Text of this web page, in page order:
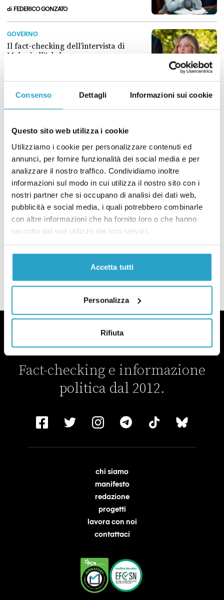
Consenso Dettagli Informazioni sui cookie
Questo sito web utilizza i cookie
Utilizziamo i cookie per personalizzare contenuti ed
annunci, per fornire funzionalità dei social media e per
analizzare il nostro traffico. Condividiamo inoltre
informazioni sul modo in cui utilizza il nostro sito con i
nostri partner che si occupano di analisi dei dati web,
pubblicità e social media, i quali potrebbero combinarle
con altre informazioni che ha fornito loro o che hanno
raccolto dal suo utilizzo dei loro servizi.
Accetta tutti
Personalizza
Rifiuta
di FEDERICO GONZATO
GOVERNO
Il fact-checking dell’intervista di
Meloni all’Adnkronos
Il fact-checking dell’intervista di Meloni all’Adnkronos
UNIONE EUROPEA
Davvero la Commissione Ue ha
diCARLO CANEPA
Davvero la Commissione Ue ha bocciato la riforma del premierato?
RIFORME
La riforma del “premierato”
consentirà ancora i ribaltoni tra i
governi
diVITALBA AZZOLLINI
La riforma del “premierato” consentirà ancora i ribaltoni tra i governi
RIFORME
Che cosa prevede la riforma del
premierato approvata dal Senato
Che cosa prevede la riforma del premierato approvata dal Senato
Fact-checking e informazione
politica dal 2012.
chi siamo
manifesto
redazione
progetti
lavora con noi
contattaci